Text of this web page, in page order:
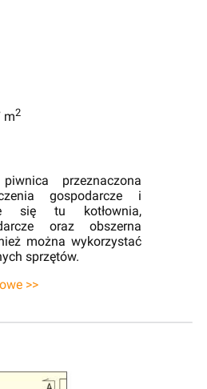
m2
przeznaczona
gospodarcze i
się tu kotłownia,
oraz obszerna
można wykorzystać
sprzętów.
>>